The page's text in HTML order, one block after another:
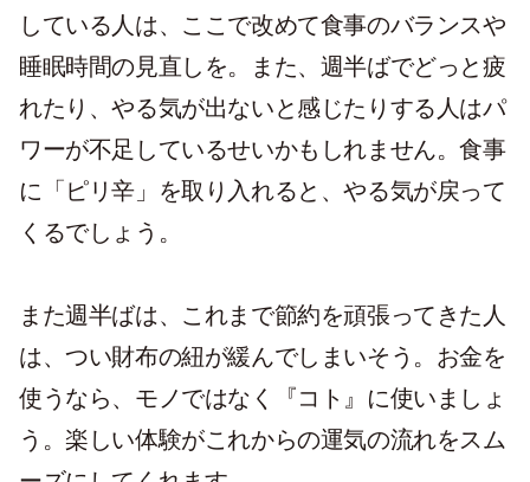
している人は、ここで改めて食事のバランスや
睡眠時間の見直しを。また、週半ばでどっと疲
れたり、やる気が出ないと感じたりする人はパ
ワーが不足しているせいかもしれません。食事
に「ピリ辛」を取り入れると、やる気が戻って
くるでしょう。
また週半ばは、これまで節約を頑張ってきた人
は、つい財布の紐が緩んでしまいそう。お金を
使うなら、モノではなく『コト』に使いましょ
う。楽しい体験がこれからの運気の流れをスム